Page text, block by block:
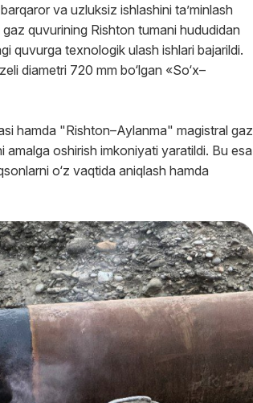
va uzluksiz ishlashini taʼminlash
quvurining Rishton tumani hududidan
quvurga texnologik ulash ishlari bajarildi.
diametri 720 mm bo‘lgan «So‘x–
hamda "Rishton–Aylanma" magistral gaz
oshirish imkoniyati yaratildi. Bu esa
o‘z vaqtida aniqlash hamda